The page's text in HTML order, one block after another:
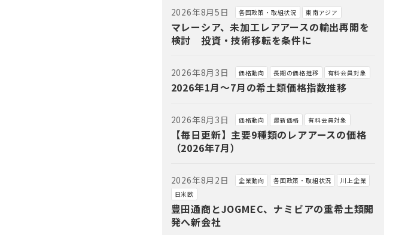
2026年8月5日 各国政策・取組状況 東南アジア
マレーシア、未加工レアアースの輸出再開を
検討 投資・技術移転を条件に
2026年8月3日 価格動向 長期の価格推移 有料会員対象
2026年1月～7月の希土類価格指数推移
2026年8月3日 価格動向 最新価格 有料会員対象
【毎日更新】主要9種類のレアアースの価格
（2026年7月）
2026年8月2日 企業動向 各国政策・取組状況
川上企業
日米欧
豊田通商とJOGMEC、ナミビアの重希土類開
発へ新会社